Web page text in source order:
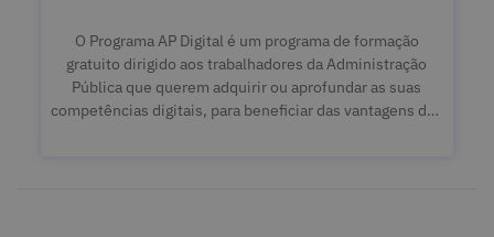
O Programa AP Digital é um programa de formação
gratuito dirigido aos trabalhadores da Administração
Pública que querem adquirir ou aprofundar as suas
competências digitais, para beneficiar das vantagens das